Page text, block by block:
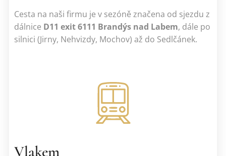
Cesta na naši firmu je v sezóně značena od sjezdu z
dálnice D11 exit 6111 Brandýs nad Labem, dále po
silnici (Jirny, Nehvizdy, Mochov) až do Sedlčánek.
Vlakem